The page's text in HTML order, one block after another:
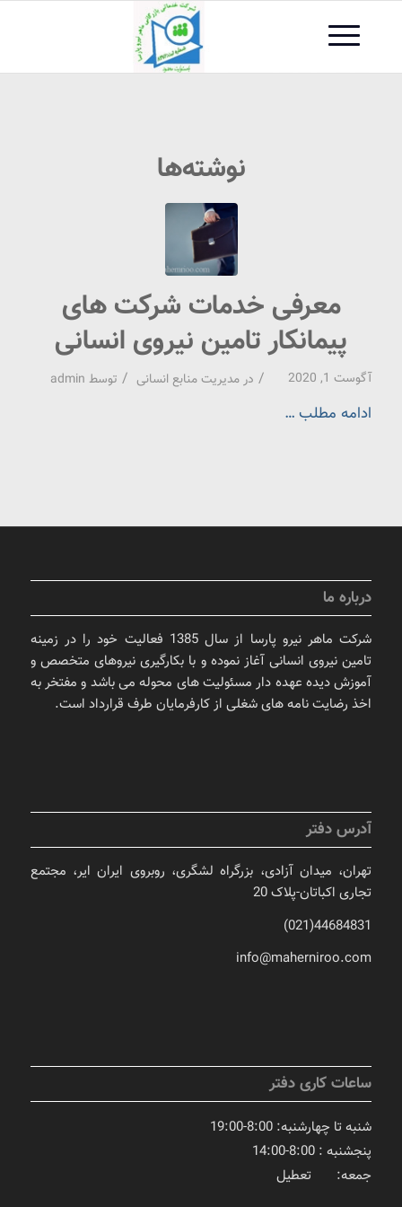
نوشته‌ها
معرفی خدمات شرکت های
پیمانکار تامین نیروی انسانی
آگوست 1, 2020 / درمدیریت منابع انسانی / توسط admin
ادامه مطلب …
درباره ما
شرکت ماهر نیرو پارسا از سال 1385 فعالیت خود را در زمینه
تامین نیروی انسانی آغاز نموده و با بکارگیری نیروهای متخصص و
آموزش دیده عهده دار مسئولیت های محوله می باشد و مفتخر به
اخذ رضایت نامه های شغلی از کارفرمایان طرف قرارداد است.
آدرس دفتر
تهران، میدان آزادی، بزرگراه لشگری، روبروی ایران ایر، مجتمع
تجاری اکباتان-پلاک 20
44684831(021)
info@maherniroo.com
ساعات کاری دفتر
شنبه تا چهارشنبه: 8:00-19:00
پنجشنبه : 8:00-14:00
جمعه: تعطیل